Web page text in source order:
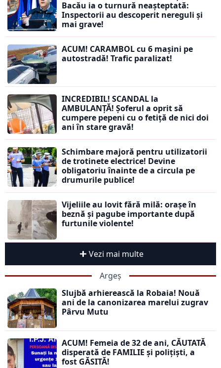
Bacău ia o turnură neașteptată:
Inspectorii au descoperit nereguli și
mai grave!
ACUM! CARAMBOL cu 6 mașini pe
autostradă! Trafic paralizat!
INCREDIBIL! SCANDAL la
AMBULANȚĂ! Șoferul a oprit să
cumpere pepeni cu o fetiță de nici doi
ani în stare gravă!
Schimbare majoră pentru utilizatorii
de trotinete electrice! Devine
obligatoriu înainte de a circula pe
drumurile publice!
Vijeliile au lovit fără milă: orașe în
beznă și pagube importante după
furtunile violente!
Vezi mai multe
Argeș
Slujbă arhierească la Robaia! Nouă
ani de la canonizarea marelui zugrav
Pârvu Mutu
ACUM! Femeia de 32 de ani, CĂUTATĂ
disperată de FAMILIE și polițiști, a
fost GĂSITĂ!